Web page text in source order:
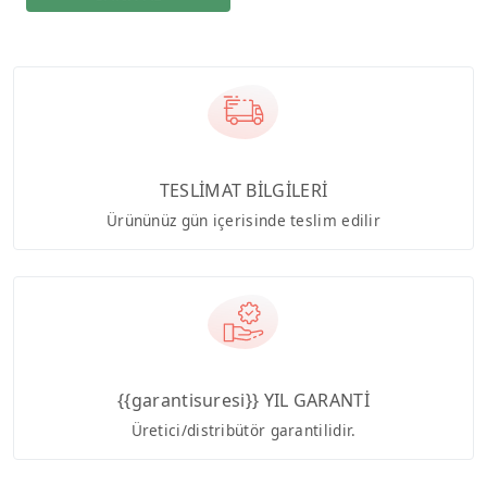
TESLİMAT BİLGİLERİ
Ürününüz gün içerisinde teslim edilir
{{garantisuresi}} YIL GARANTİ
Üretici/distribütör garantilidir.